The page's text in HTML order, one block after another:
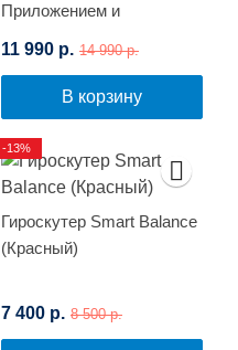
Приложением и
(Граффити)
11 990 р. 14 990 р.
В корзину
Гироскутер Smart Balance
(Красный)
7 400 р. 8 500 р.
-13%